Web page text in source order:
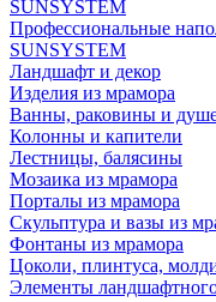
SUNSYSTEM
Профессиональные
SUNSYSTEM
Ландшафт и декор
Изделия из мрамора
Ванны, раковины и
Колонны и капители
Лестницы, балясины
Мозаика из мрамора
Порталы из мрамора
Скульптура и вазы из
Фонтаны из мрамора
Цоколи, плинтуса,
Элементы